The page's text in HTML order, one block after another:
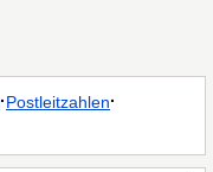
·Postleitzahlen·